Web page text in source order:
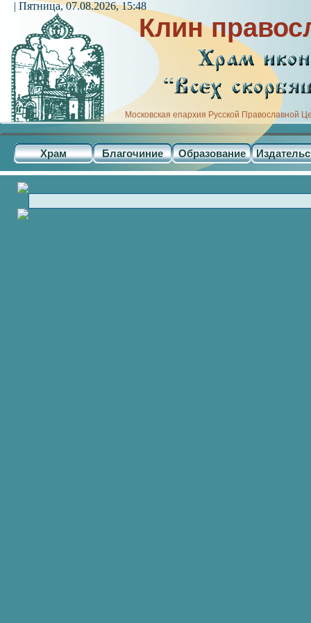
Клин
Московская епархия Русской Православной
Храм Благочиние Образование
| Пятница, 07.08.2026, 15:48